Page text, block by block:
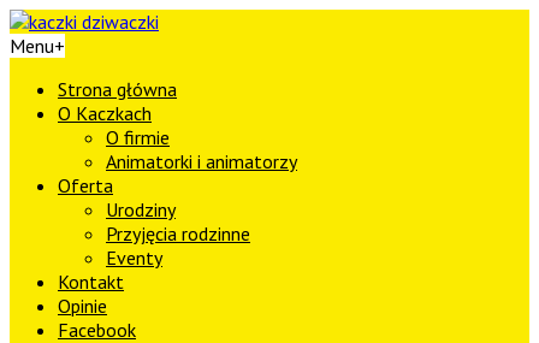
Menu+
Strona główna
O Kaczkach
O firmie
Animatorki i animatorzy
Oferta
Urodziny
Przyjęcia rodzinne
Eventy
Kontakt
Opinie
Facebook